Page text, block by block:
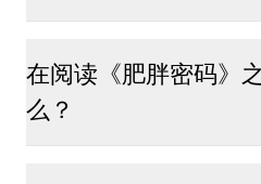
在阅读《肥胖密码》
么？